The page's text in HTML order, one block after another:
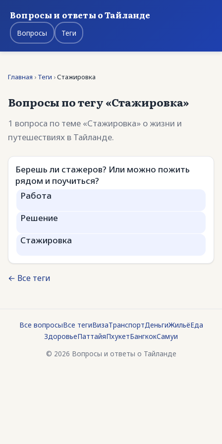
Вопросы и ответы о Тайланде
Вопросы Теги
Главная › Теги ›Стажировка
Вопросы по тегу «Стажировка»
1 вопроса по теме «Стажировка» о жизни и
путешествиях в Тайланде.
Берешь ли стажеров? Или можно пожить
рядом и поучиться?
Работа
Решение
Стажировка
← Все теги
Все вопросыВсе тегиВизаТранспортДеньгиЖильёЕда
ЗдоровьеПаттайяПхукетБангкокСамуи
© 2026 Вопросы и ответы о Тайланде